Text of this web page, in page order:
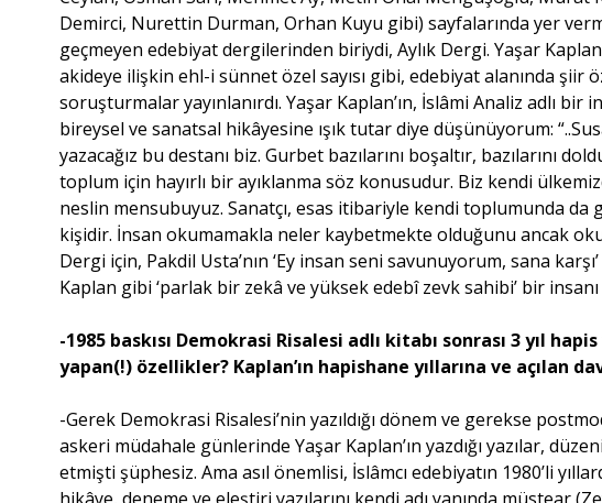
Demirci, Nurettin Durman, Orhan Kuyu gibi) sayfalarında yer
geçmeyen edebiyat dergilerinden biriydi, Aylık Dergi. Yaşar
akideye ilişkin ehl-i sünnet özel sayısı gibi, edebiyat alanında şiir
soruşturmalar yayınlanırdı. Yaşar Kaplan’ın, İslâmi Analiz adlı
bireysel ve sanatsal hikâyesine ışık tutar diye düşünüyorum:
yazacağız bu destanı biz. Gurbet bazılarını boşaltır, bazılarını
toplum için hayırlı bir ayıklanma söz konusudur. Biz kendi
neslin mensubuyuz. Sanatçı, esas itibariyle kendi toplumunda
kişidir. İnsan okumamakla neler kaybetmekte olduğunu ancak
Dergi için, Pakdil Usta’nın ‘Ey insan seni savunuyorum, sana
Kaplan gibi ‘parlak bir zekâ ve yüksek edebî zevk sahibi’ bir
-1985 baskısı Demokrasi Risalesi adlı kitabı sonrası 3 yıl
yapan(!) özellikler? Kaplan’ın hapishane yıllarına ve açılan
-Gerek Demokrasi Risalesi’nin yazıldığı dönem ve gerekse
askeri müdahale günlerinde Yaşar Kaplan’ın yazdığı yazılar,
etmişti şüphesiz. Ama asıl önemlisi, İslâmcı edebiyatın 1980’li